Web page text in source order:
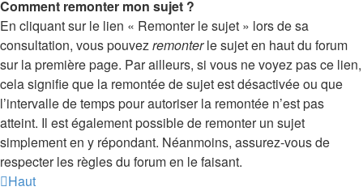
Comment remonter mon sujet ?
En cliquant sur le lien « Remonter le sujet » lors de sa
consultation, vous pouvezremonterle sujet en haut du forum
sur la première page. Par ailleurs, si vous ne voyez pas ce lien,
cela signifie que la remontée de sujet est désactivée ou que
l’intervalle de temps pour autoriser la remontée n’est pas
atteint. Il est également possible de remonter un sujet
simplement en y répondant. Néanmoins, assurez-vous de
respecter les règles du forum en le faisant.
Haut